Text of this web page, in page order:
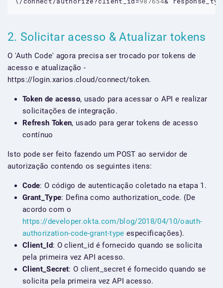
2. Solicitar acesso & Atualizar tokens
O 'Auth Code' agora precisa ser trocado por tokens de
acesso e atualização -
https://login.xarios.cloud/connect/token.
Token de acesso, usado para acessar o API e realizar
solicitações de integração.
Refresh Token, usado para gerar tokens de acesso
contínuo
Isto pode ser feito fazendo um POST ao servidor de
autorização contendo os seguintes itens:
Code: O código de autenticação coletado na etapa 1.
Grant_Type: Defina como authorization_code. (De
acordo com o
https://developer.okta.com/blog/2018/04/10/oauth-
authorization-code-grant-type especificações).
Client_Id: O client_id é fornecido quando se solicita
pela primeira vez API acesso.
Client_Secret: O client_secret é fornecido quando se
solicita pela primeira vez API acesso.